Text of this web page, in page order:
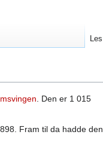
. Den er 1 015
Fram til da hadde den
Les